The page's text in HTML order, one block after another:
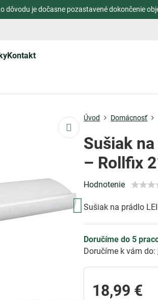
dôvodu je dočasne pozastavené dokončenie
Kontakt
Úvod Domácnosť
Sušiak
– Rollfix
Hodnotenie
Sušiak na prádlo
Doručíme do 5
Doručíme k vám do:
18,99 €